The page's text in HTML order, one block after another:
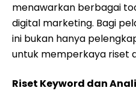
menawarkan berbagai
digital marketing. Bagi
ini bukan hanya
untuk memperkaya riset
Riset Keyword dan